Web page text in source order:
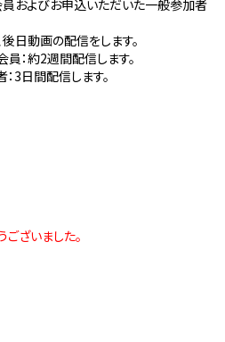
員およびお申込いただいた一般参加者
日動画の配信をします。
員：約2週間配信します。
3日間配信します。
ざいました。